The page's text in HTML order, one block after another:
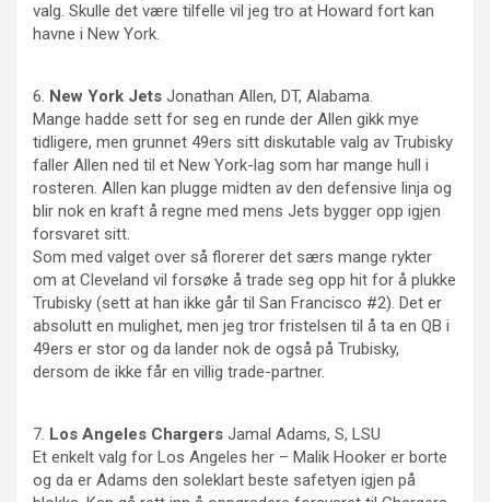
valg. Skulle det være tilfelle vil jeg tro at Howard fort kan
havne i New York.
6. New York Jets Jonathan Allen, DT, Alabama.
Mange hadde sett for seg en runde der Allen gikk mye
tidligere, men grunnet 49ers sitt diskutable valg av Trubisky
faller Allen ned til et New York-lag som har mange hull i
rosteren. Allen kan plugge midten av den defensive linja og
blir nok en kraft å regne med mens Jets bygger opp igjen
forsvaret sitt.
Som med valget over så florerer det særs mange rykter
om at Cleveland vil forsøke å trade seg opp hit for å plukke
Trubisky (sett at han ikke går til San Francisco #2). Det er
absolutt en mulighet, men jeg tror fristelsen til å ta en QB i
49ers er stor og da lander nok de også på Trubisky,
dersom de ikke får en villig trade-partner.
7. Los Angeles Chargers Jamal Adams, S, LSU
Et enkelt valg for Los Angeles her – Malik Hooker er borte
og da er Adams den soleklart beste safetyen igjen på